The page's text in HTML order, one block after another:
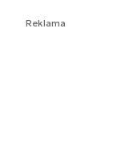
Reklama